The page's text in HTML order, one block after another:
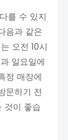
를 수 있지
음과 같은
오전 10시
일요일에
정 매장에
문하기 전
것이 좋습